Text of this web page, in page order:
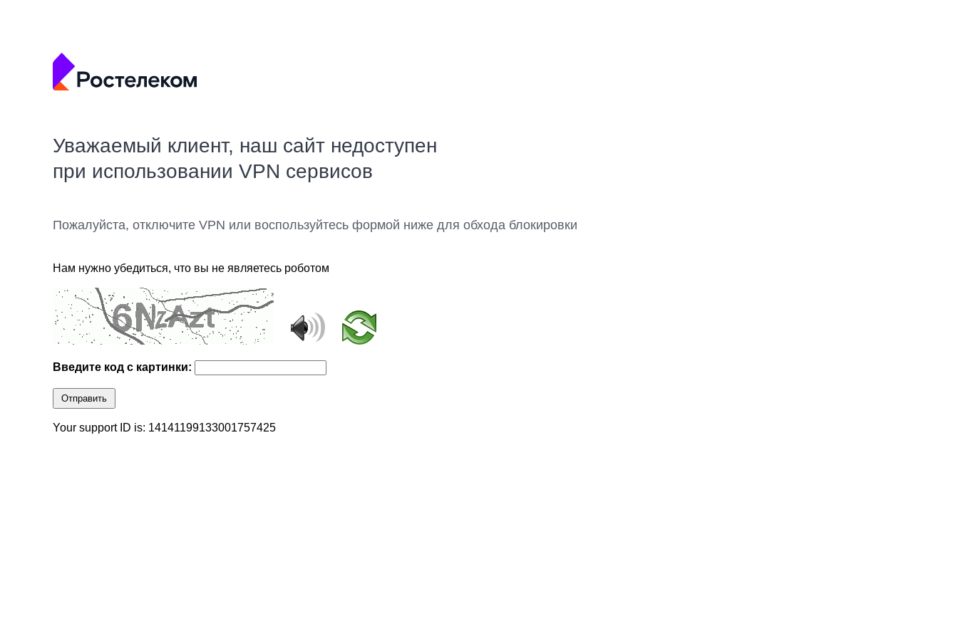
Уважаемый клиент, наш сайт недоступен
при использовании VPN сервисов
Пожалуйста, отключите VPN или воспользуйтесь формой ниже для обхода блокировки
Нам нужно убедиться, что вы не являетесь роботом
Введите код с картинки:
Отправить
Your support ID is: 14141199133001757425